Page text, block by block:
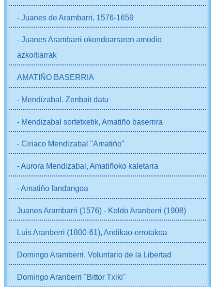
- Juanes de Arambarri, 1576-1659
- Juanes Arambarri okondoarraren amodio
azkoitiarrak
AMATIÑO BASERRIA
- Mendizabal. Zenbait datu
- Mendizabal sortetxetik, Amatiño baserrira
- Ciriaco Mendizabal "Amatiño"
- Aurora Mendizabal, Amatiñoko kaletarra
- Amatiño fandangoa
Juanes Arambarri (1576) - Koldo Aranberri (1908)
Luis Aranberri (1800-61), Andikao-errotakoa
Domingo Aramberri, Voluntario de la Libertad
Domingo Aranberri "Bittor Txiki"